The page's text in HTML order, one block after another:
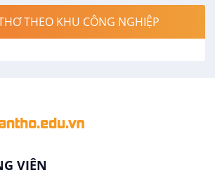
lạnh
THEO KHU CÔNG NGHIỆP
VIÊN